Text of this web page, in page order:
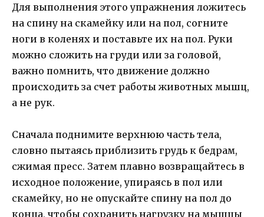
Для выполнения этого упражнения ложитесь
на спину на скамейку или на пол, согните
ноги в коленях и поставьте их на пол. Руки
можно сложить на груди или за головой,
важно помнить, что движение должно
происходить за счет работы животных мышц,
а не рук.
Сначала поднимите верхнюю часть тела,
словно пытаясь приблизить грудь к бедрам,
сжимая пресс. Затем плавно возвращайтесь в
исходное положение, упираясь в пол или
скамейку, но не опускайте спину на пол до
конца, чтобы сохранить нагрузку на мышцы